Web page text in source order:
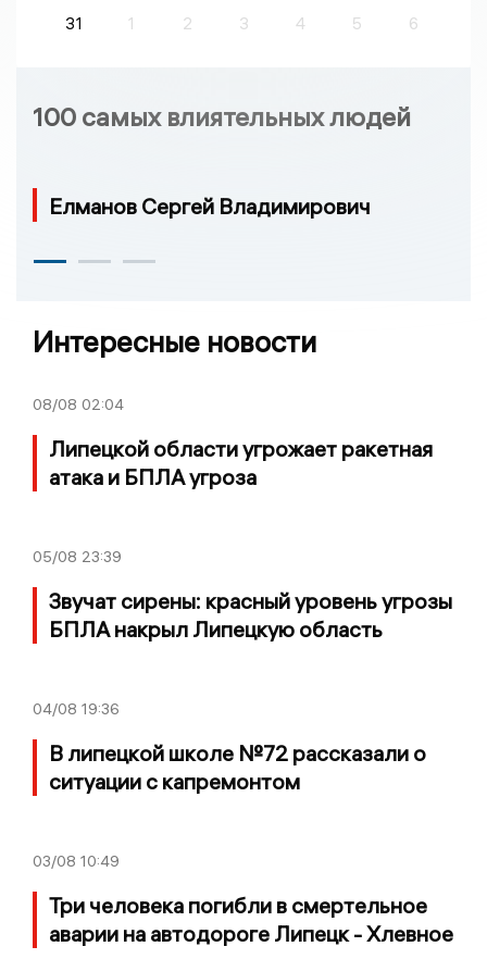
31
1 2 3 4 5 6
100 самых влиятельных людей
Елманов Сергей Владимирович
Интересные новости
08/08 02:04
Липецкой области угрожает ракетная
атака и БПЛА угроза
05/08 23:39
Звучат сирены: красный уровень угрозы
БПЛА накрыл Липецкую область
04/08 19:36
В липецкой школе №72 рассказали о
ситуации с капремонтом
03/08 10:49
Три человека погибли в смертельное
аварии на автодороге Липецк - Хлевное